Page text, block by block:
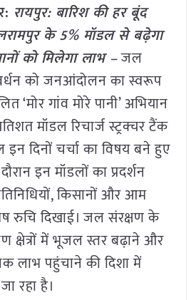
रायपुर: बारिश की हर बूंद
के 5% मॉडल से बढ़ेगा
को मिलेगा लाभ –जल
को जनआंदोलन का स्वरूप
‘मोर गांव मोरे पानी’ अभियान
मॉडल रिचार्ज स्ट्रक्चर टैंक
इन दिनों चर्चा का विषय बने हुए
इन मॉडलों का प्रदर्शन
किसानों और आम
रुचि दिखाई। जल संरक्षण के
क्षेत्रों में भूजल स्तर बढ़ाने और
लाभ पहुंचाने की दिशा में
रहा है।